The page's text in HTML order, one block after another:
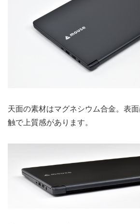
天面の素材はマグネシウム合金。表
触で上質感があります。